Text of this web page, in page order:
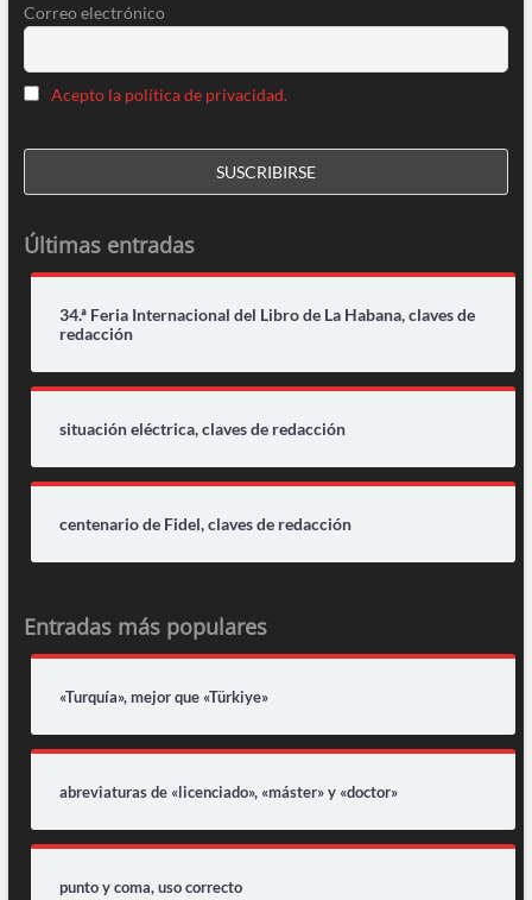
Correo electrónico
Acepto la política de privacidad.
Últimas entradas
34.ª Feria Internacional del Libro de La Habana, claves de
redacción
situación eléctrica, claves de redacción
centenario de Fidel, claves de redacción
Entradas más populares
«Turquía», mejor que «Türkiye»
abreviaturas de «licenciado», «máster» y «doctor»
punto y coma, uso correcto